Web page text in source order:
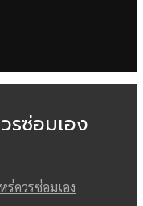
รซ่อมเอง
ร่ควรซ่อมเอง